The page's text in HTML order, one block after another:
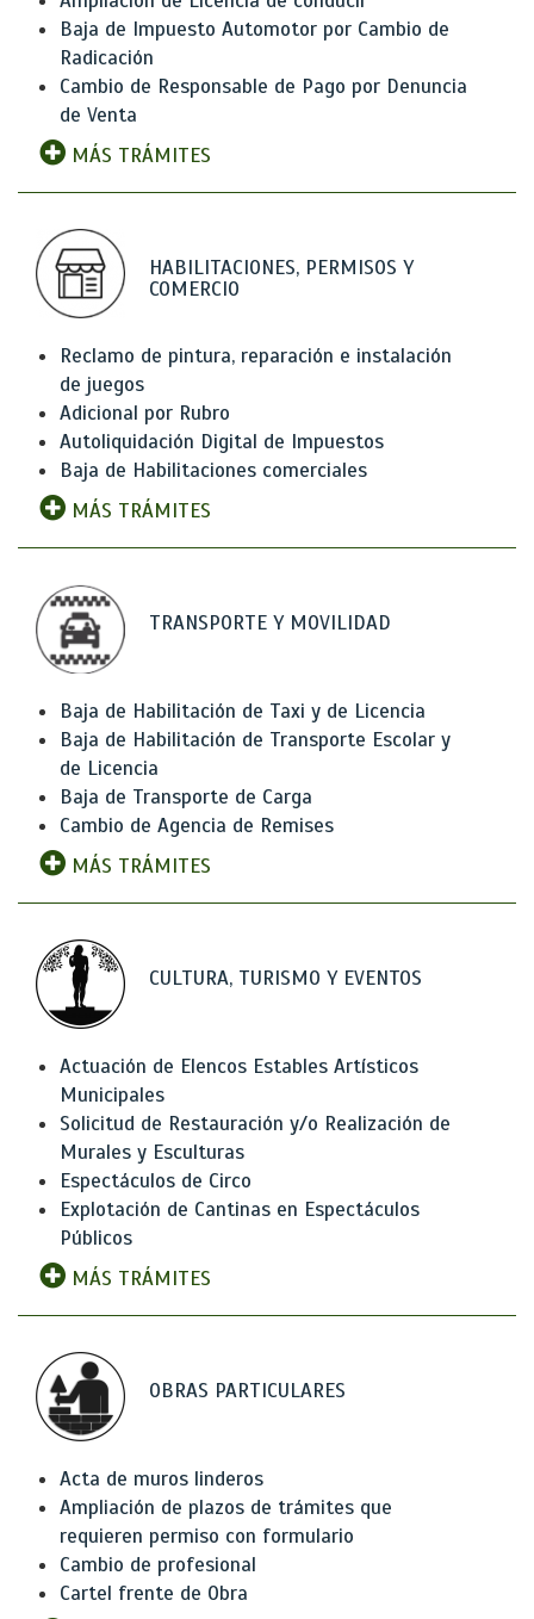
Baja de Impuesto Automotor por Cambio de
Radicación
Cambio de Responsable de Pago por Denuncia
de Venta
MÁS TRÁMITES
HABILITACIONES, PERMISOS Y
COMERCIO
Reclamo de pintura, reparación e instalación
de juegos
Adicional por Rubro
Autoliquidación Digital de Impuestos
Baja de Habilitaciones comerciales
MÁS TRÁMITES
TRANSPORTE Y MOVILIDAD
Baja de Habilitación de Taxi y de Licencia
Baja de Habilitación de Transporte Escolar y
de Licencia
Baja de Transporte de Carga
Cambio de Agencia de Remises
MÁS TRÁMITES
CULTURA, TURISMO Y EVENTOS
Actuación de Elencos Estables Artísticos
Municipales
Solicitud de Restauración y/o Realización de
Murales y Esculturas
Espectáculos de Circo
Explotación de Cantinas en Espectáculos
Públicos
MÁS TRÁMITES
OBRAS PARTICULARES
Acta de muros linderos
Ampliación de plazos de trámites que
requieren permiso con formulario
Cambio de profesional
Cartel frente de Obra